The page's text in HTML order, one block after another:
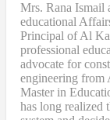
Mrs. Rana Ismail
educational
Principal of Al
professional
advocate for
engineering from
Master in
has long realized